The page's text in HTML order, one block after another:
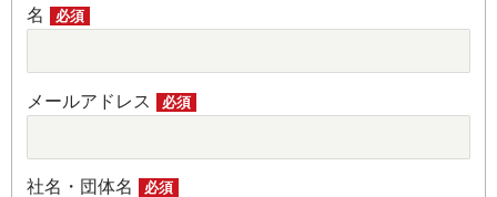
名 必須
メールアドレス 必須
社名・団体名 必須